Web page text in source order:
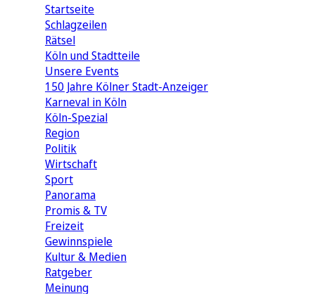
Startseite
Schlagzeilen
Rätsel
Köln und Stadtteile
Unsere Events
150 Jahre Kölner Stadt-Anzeiger
Karneval in Köln
Köln-Spezial
Region
Politik
Wirtschaft
Sport
Panorama
Promis & TV
Freizeit
Gewinnspiele
Kultur & Medien
Ratgeber
Meinung